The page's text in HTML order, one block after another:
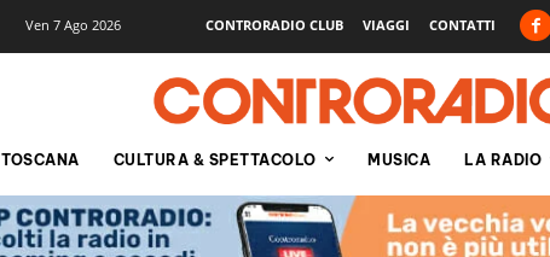
Ven 7 Ago 2026 CONTRORADIO CLUB VIAGGI CONTATTI
TOSCANA CULTURA & SPETTACOLO MUSICA LA RADIO